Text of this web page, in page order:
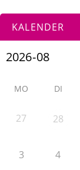
KALENDER
MO DI
27 28
3 4